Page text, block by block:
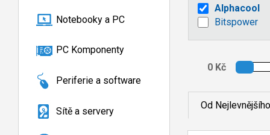
Notebooky a PC
PC Komponenty
Periferie a software
Sítě a servery
Alphacool
Bitspower
Od Nejlevnějšího